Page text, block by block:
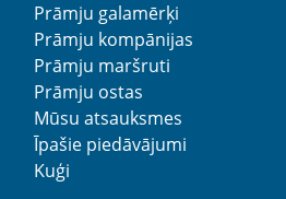
Prāmju galamērķi
Prāmju kompānijas
Prāmju maršruti
Prāmju ostas
Mūsu atsauksmes
Īpašie piedāvājumi
Kuģi